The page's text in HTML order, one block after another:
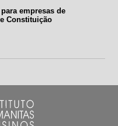
empresas de
Constituição